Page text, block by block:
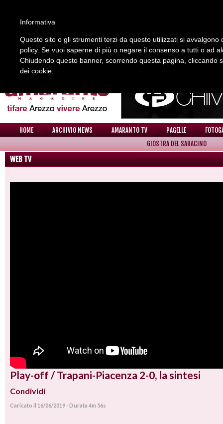
REDAZIONE COLLABORA CON NOI CONTATTI
HOME ARCHIVIO NEWS AMARANTO TV PAGELLE
GIOSTRA DEL SARACINO
WEB TV
Play-off / Trapani-Piacenza 2-0, la sintesi
Condividi
Caricato il 16/06/2019 - Durata 4m 56s
Informativa
Questo sito o gli strumenti terzi da questo utilizzati si
policy. Se vuoi saperne di più o negare il consenso a tutti o ad
Chiudendo questo banner, scorrendo questa pagina, cliccando
dei cookie.